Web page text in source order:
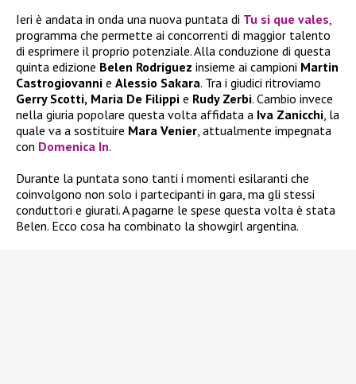
Ieri è andata in onda una nuova puntata di Tu si que vales,
programma che permette ai concorrenti di maggior talento
di esprimere il proprio potenziale. Alla conduzione di questa
quinta edizione Belen Rodriguez insieme ai campioni Martin
Castrogiovanni e Alessio Sakara. Tra i giudici ritroviamo
Gerry Scotti, Maria De Filippi e Rudy Zerbi. Cambio invece
nella giuria popolare questa volta affidata a Iva Zanicchi, la
quale va a sostituire Mara Venier, attualmente impegnata
con Domenica In.
Durante la puntata sono tanti i momenti esilaranti che
coinvolgono non solo i partecipanti in gara, ma gli stessi
conduttori e giurati. A pagarne le spese questa volta è stata
Belen. Ecco cosa ha combinato la showgirl argentina.